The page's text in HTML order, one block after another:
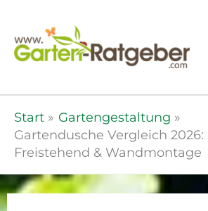
Start
Gartengestaltung
Gartendusche Vergleich 2026:
Freistehend & Wandmontage